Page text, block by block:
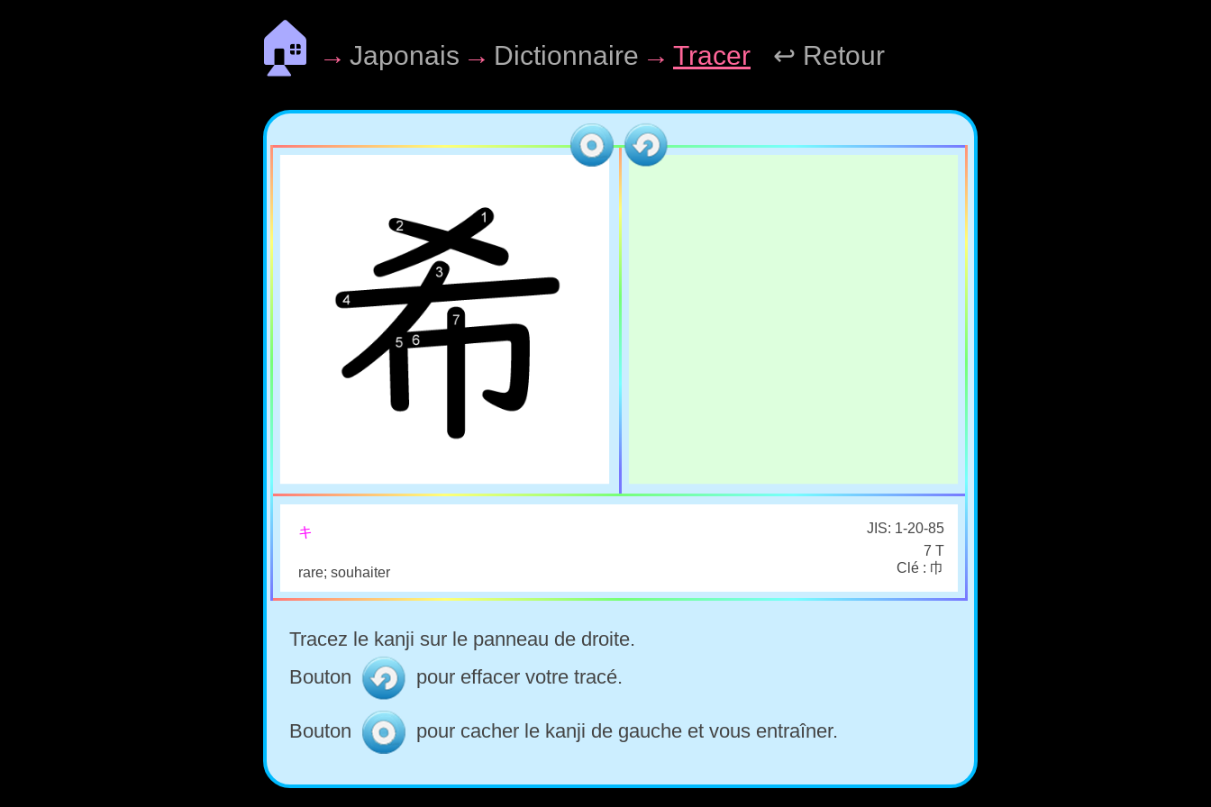
🏠 → Japonais → Dictionnaire → Tracer ↩ Retour
キ
JIS: 1-20-85
7 T
rare; souhaiter
Clé : 巾
Tracez le kanji sur le panneau de droite.
Bouton
pour effacer votre tracé.
Bouton pour cacher le kanji de gauche et vous entraîner.